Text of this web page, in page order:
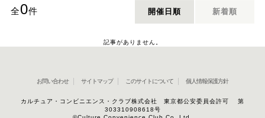
全0件 開催日順 新着順
記事がありません。
お問い合わせ サイトマップ このサイトについて 個人情報保護方針
カルチュア・コンビニエンス・クラブ株式会社 東京都公安委員会許可 第
303310908618号